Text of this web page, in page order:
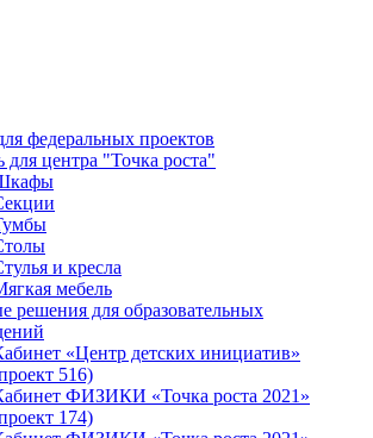
федеральных проектов
для центра "Точка роста"
и кресла
мебель
решения для образовательных
«Центр детских инициатив»
516)
ФИЗИКИ «Точка роста 2021»
174)